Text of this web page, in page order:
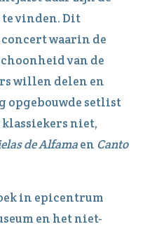
vinden. Dit
waarin de
van de
willen delen en
opgebouwde setlist
klassiekers niet,
de Alfamaen Canto
in epicentrum
en het niet-